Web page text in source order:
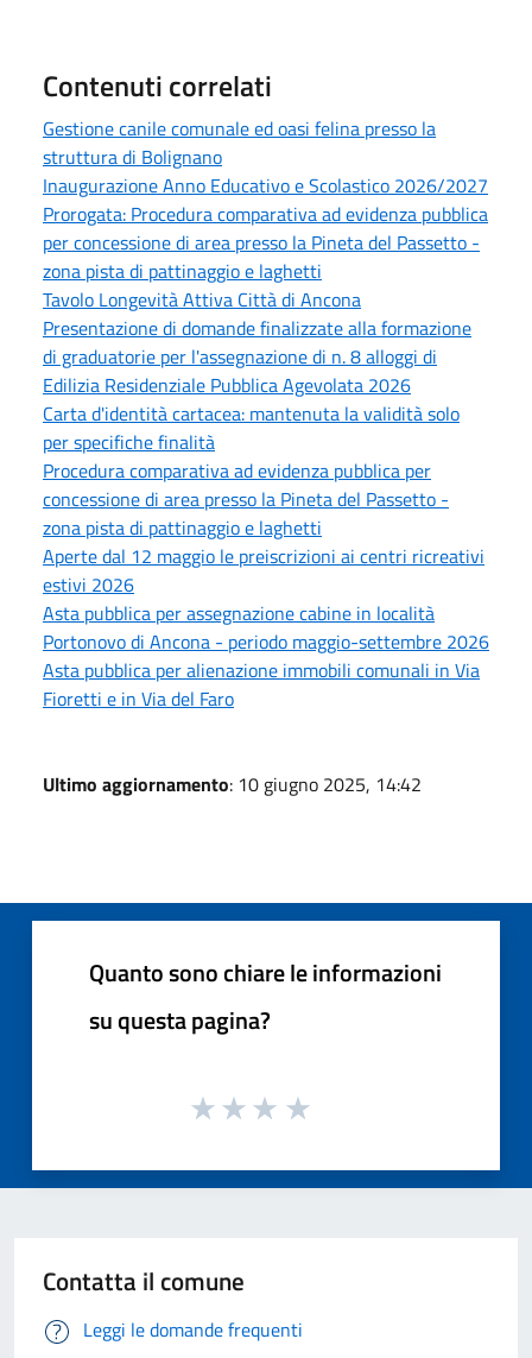
Contenuti correlati
Gestione canile comunale ed oasi felina presso la
struttura di Bolignano
Inaugurazione Anno Educativo e Scolastico 2026/2027
Prorogata: Procedura comparativa ad evidenza pubblica
per concessione di area presso la Pineta del Passetto -
zona pista di pattinaggio e laghetti
Tavolo Longevità Attiva Città di Ancona
Presentazione di domande finalizzate alla formazione
di graduatorie per l'assegnazione di n. 8 alloggi di
Edilizia Residenziale Pubblica Agevolata 2026
Carta d'identità cartacea: mantenuta la validità solo
per specifiche finalità
Procedura comparativa ad evidenza pubblica per
concessione di area presso la Pineta del Passetto -
zona pista di pattinaggio e laghetti
Aperte dal 12 maggio le preiscrizioni ai centri ricreativi
estivi 2026
Asta pubblica per assegnazione cabine in località
Portonovo di Ancona - periodo maggio-settembre 2026
Asta pubblica per alienazione immobili comunali in Via
Fioretti e in Via del Faro
Ultimo aggiornamento: 10 giugno 2025, 14:42
Quanto sono chiare le informazioni
su questa pagina?
Contatta il comune
Leggi le domande frequenti